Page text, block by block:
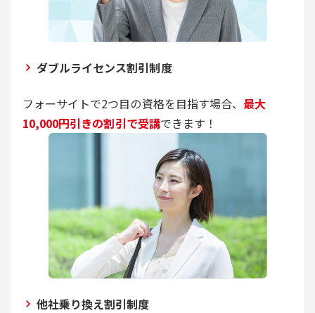
ダブルライセンス割引制度
フォーサイトで2つ目の資格を目指す場合、 最大
10,000円引きの割引で受講できます！
他社乗り換え割引制度